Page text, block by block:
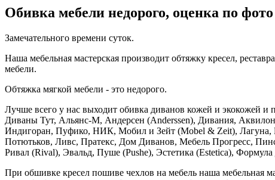
Обивка мебели недорого, оценка по фото
Замечательного времени суток.
Наша мебельная мастерская производит обтяжку кресел,
мебели.
Обтяжка мягкой мебели - это недорого.
Лучше всего у нас выходит обивка диванов кожей и экокожей
Диваны Тут, Альянс-М, Андерсен (Anderssen), Дивания,
Индигоран, Пуфико, НИК, Мобил и Зейт (Mobel & Zeit),
Потютьков, Ливс, Пратекс, Дом Диванов, Мебель Прогресс,
Ривал (Rival), Эвальд, Пуше (Pushe), Эстетика (Estetica),
При обшивке кресел пошиве чехлов на мебель наша мебельная